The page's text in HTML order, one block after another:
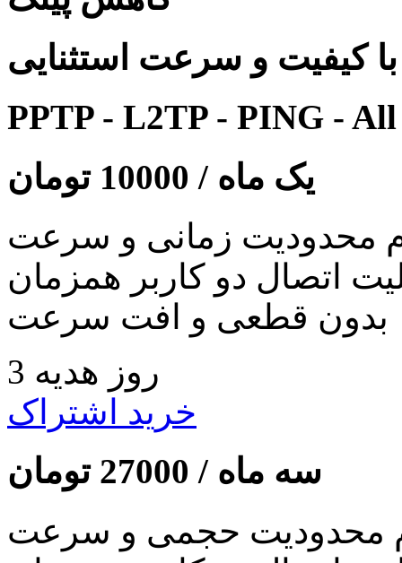
کیفیت و سرعت استثنایی
PPTP - L2TP - PING -
یک ماه / 10000 تومان
محدودیت زمانی و سرعت
اتصال دو کاربر همزمان
بدون قطعی و افت سرعت
3 روز هدیه
خرید اشتراک
سه ماه / 27000 تومان
محدودیت حجمی و سرعت